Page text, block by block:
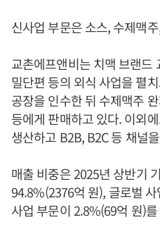
신사업 부문은 소스, 수제맥
교촌에프앤비는 치맥 브랜드
밀단편 등의 외식 사업을 펼
공장을 인수한 뒤 수제맥주
등에게 판매하고 있다. 이외
생산하고 B2B, B2C 등 채널
매출 비중은 2025년 상반기
94.8%(2376억 원), 글로벌
사업 부문이 2.8%(69억 원)